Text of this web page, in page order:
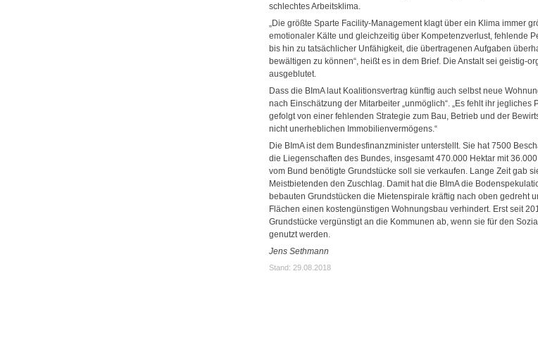
schlechtes Arbeitsklima.
„Die größte Sparte Facility-Management klagt über ein Klima immer
emotionaler Kälte und gleichzeitig über Kompetenzverlust, fehlende
bis hin zu tatsächlicher Unfähigkeit, die übertragenen Aufgaben
bewältigen zu können“, heißt es in dem Brief. Die Anstalt sei geistig-
ausgeblutet.
Dass die BImA laut Koalitionsvertrag künftig auch selbst neue
nach Einschätzung der Mitarbeiter „unmöglich“. „Es fehlt ihr jegliches
gefolgt von einer fehlenden Strategie zum Bau, Betrieb und der
nicht unerheblichen Immobilienvermögens.“
Die BImA ist dem Bundesfinanzminister unterstellt. Sie hat 7500
die Liegenschaften des Bundes, insgesamt 470.000 Hektar mit
vom Bund benötigte Grundstücke soll sie verkaufen. Lange Zeit gab
Meistbietenden den Zuschlag. Damit hat die BImA die
bebauten Grundstücken die Mietenspirale kräftig nach oben gedreht
Flächen einen kostengünstigen Wohnungsbau verhindert. Erst seit
Grundstücke vergünstigt an die Kommunen ab, wenn sie für den
genutzt werden.
Jens Sethmann
Stand: 29.08.2018